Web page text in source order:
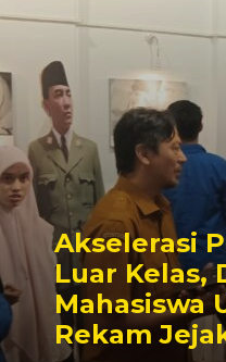
Akselerasi
Luar Kelas,
Mahasiswa
Rekam